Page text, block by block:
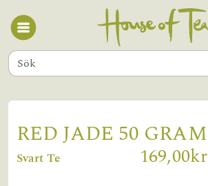
RED JADE 50 GRAM
Svart Te 169,00kr